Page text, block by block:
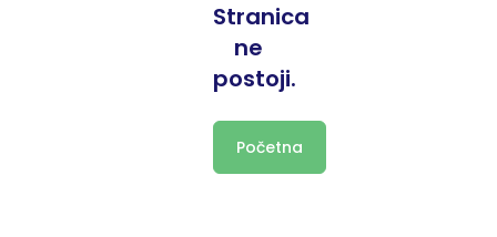
Stranica
ne
postoji.
Početna